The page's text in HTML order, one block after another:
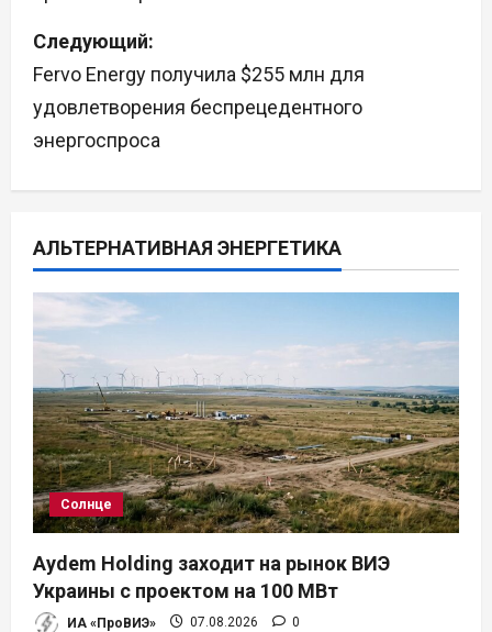
и
г
а
ц
и
я
п
о
з
а
п
и
с
Следующий:
Fervo Energy получила $255 млн для
удовлетворения беспрецедентного
энергоспроса
АЛЬТЕРНАТИВНАЯ ЭНЕРГЕТИКА
Солнце
Aydem Holding заходит на рынок ВИЭ
Украины с проектом на 100 МВт
ИА «ПроВИЭ» 07.08.2026 0